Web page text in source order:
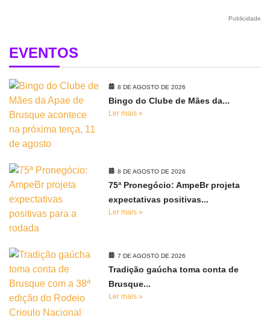
Publicidade
EVENTOS
8 DE AGOSTO DE 2026
Bingo do Clube de Mães da...
Ler mais »
8 DE AGOSTO DE 2026
75ª Pronegócio: AmpeBr projeta
expectativas positivas...
Ler mais »
7 DE AGOSTO DE 2026
Tradição gaúcha toma conta de
Brusque...
Ler mais »